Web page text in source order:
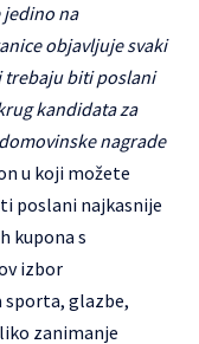
jedino na
objavljuje svaki
trebaju biti poslani
kandidata za
nagrade
u koji možete
poslani najkasnije
kupona s
izbor
glazbe,
zanimanje